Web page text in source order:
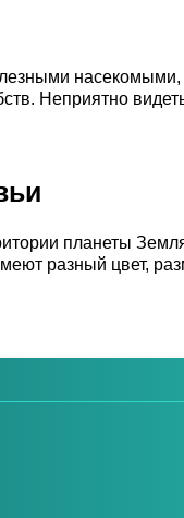
Неприятно
планеты
разный цвет,